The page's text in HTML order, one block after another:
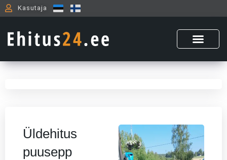
Skip
to
Kasutaja
Üldehitus
puusepp